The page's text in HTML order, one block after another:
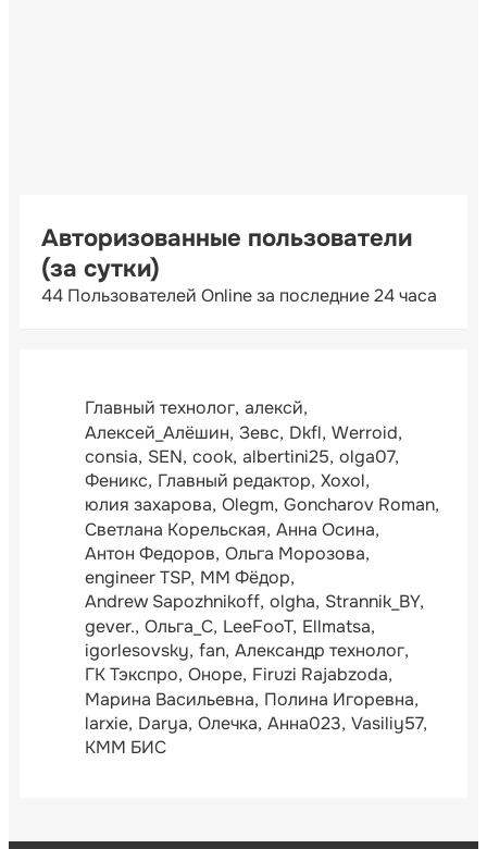
Авторизованные пользователи
(за сутки)
44 Пользователей Online за последние 24 часа
Главный технолог алексй
Алексей_Алёшин Зевс Dkfl Werroid
consia SEN cook albertini25 olga07
Феникс Главный редактор Xoxol
юлия захарова Olegm Goncharov Roman
Светлана Корельская Анна Осина
Антон Федоров Ольга Морозова
engineer TSP ММ Фёдор
Andrew Sapozhnikoff olgha Strannik_BY
gever. Ольга_С LeeFooT Ellmatsa
igorlesovsky fan Александр технолог
ГК Тэкспро Оноре Firuzi Rajabzoda
Марина Васильевна Полина Игоревна
larxie Darya Олечка Анна023 Vasiliy57
КММ БИС